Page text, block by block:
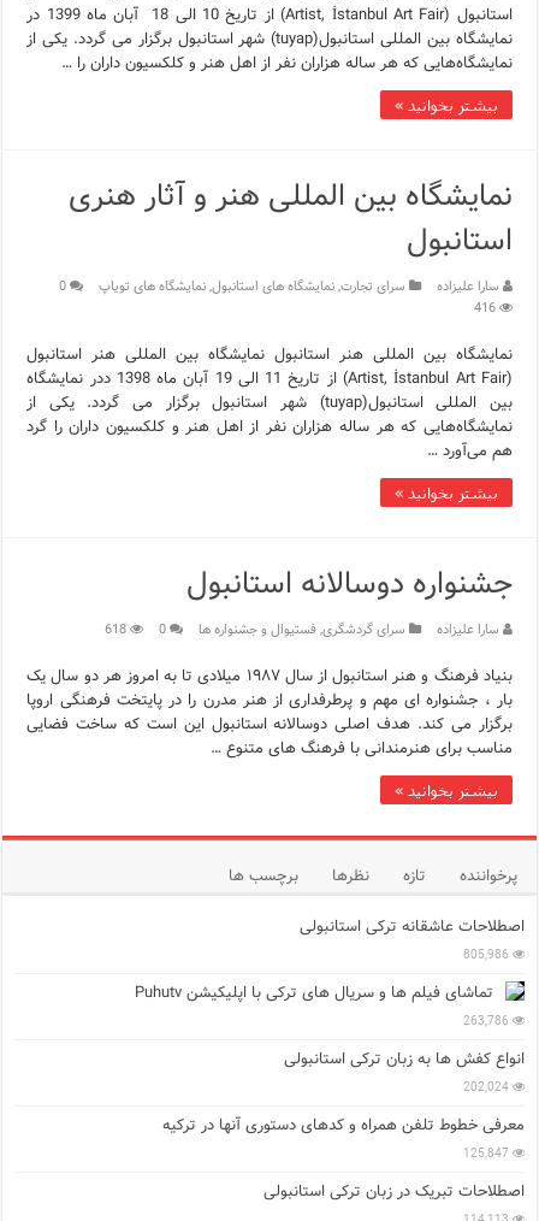
استانبول (Artist, İstanbul Art Fair) از تاریخ 10 الی 18 آبان ماه 1399 در
نمایشگاه بین المللی استانبول(tuyap) شهر استانبول برگزار می گردد. یکی از
نمایشگاه‌هایی که هر ساله هزاران نفر از اهل هنر و کلکسیون داران را …
بیشتر بخوانید »
نمایشگاه بین المللی هنر و آثار هنری
استانبول
سارا علیزاده سرای تجارت,نمایشگاه های استانبول,نمایشگاه های تویاپ
0
416
نمایشگاه بین المللی هنر استانبول نمایشگاه بین المللی هنر استانبول
(Artist, İstanbul Art Fair) از تاریخ 11 الی 19 آبان ماه 1398 ددر نمایشگاه
بین المللی استانبول(tuyap) شهر استانبول برگزار می گردد. یکی از
نمایشگاه‌هایی که هر ساله هزاران نفر از اهل هنر و کلکسیون داران را گرد
هم می‌آورد …
بیشتر بخوانید »
جشنواره دوسالانه استانبول
سارا علیزاده سرای گردشگری,فستیوال و جشنواره ها 0
618
بنیاد فرهنگ و هنر استانبول از سال ۱۹۸۷ میلادی تا به امروز هر دو سال یک
بار ، جشنواره ‌ای مهم و پرطرفداری از هنر مدرن را در پایتخت فرهنگی اروپا
برگزار می ‌کند. هدف اصلی دوسالانه استانبول این است که ساخت فضایی
مناسب برای هنرمندانی با فرهنگ‌ های متنوع …
بیشتر بخوانید »
پرخواننده تازه نظرها
برچسب ها
اصطلاحات عاشقانه ترکی استانبولی
805,986
تماشای فیلم ها و سریال های ترکی با اپلیکیشن Puhutv
263,786
انواع کفش ها به زبان ترکی استانبولی
202,024
معرفی خطوط تلفن همراه و کدهای دستوری آنها در ترکیه
125,847
اصطلاحات تبریک در زبان ترکی استانبولی